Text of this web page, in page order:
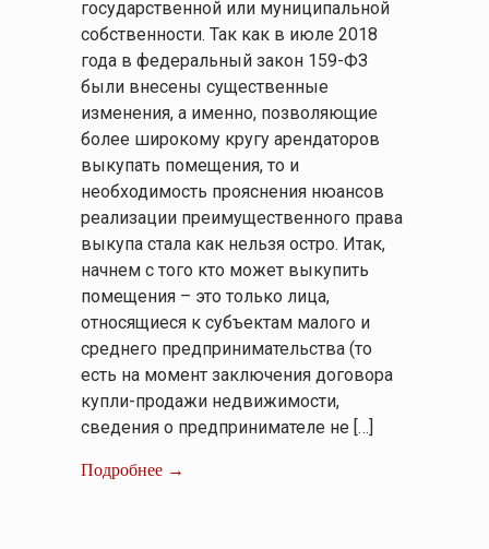
государственной или муниципальной
собственности. Так как в июле 2018
года в федеральный закон 159-ФЗ
были внесены существенные
изменения, а именно, позволяющие
более широкому кругу арендаторов
выкупать помещения, то и
необходимость прояснения нюансов
реализации преимущественного права
выкупа стала как нельзя остро. Итак,
начнем с того кто может выкупить
помещения – это только лица,
относящиеся к субъектам малого и
среднего предпринимательства (то
есть на момент заключения договора
купли-продажи недвижимости,
сведения о предпринимателе не […]
Подробнее →